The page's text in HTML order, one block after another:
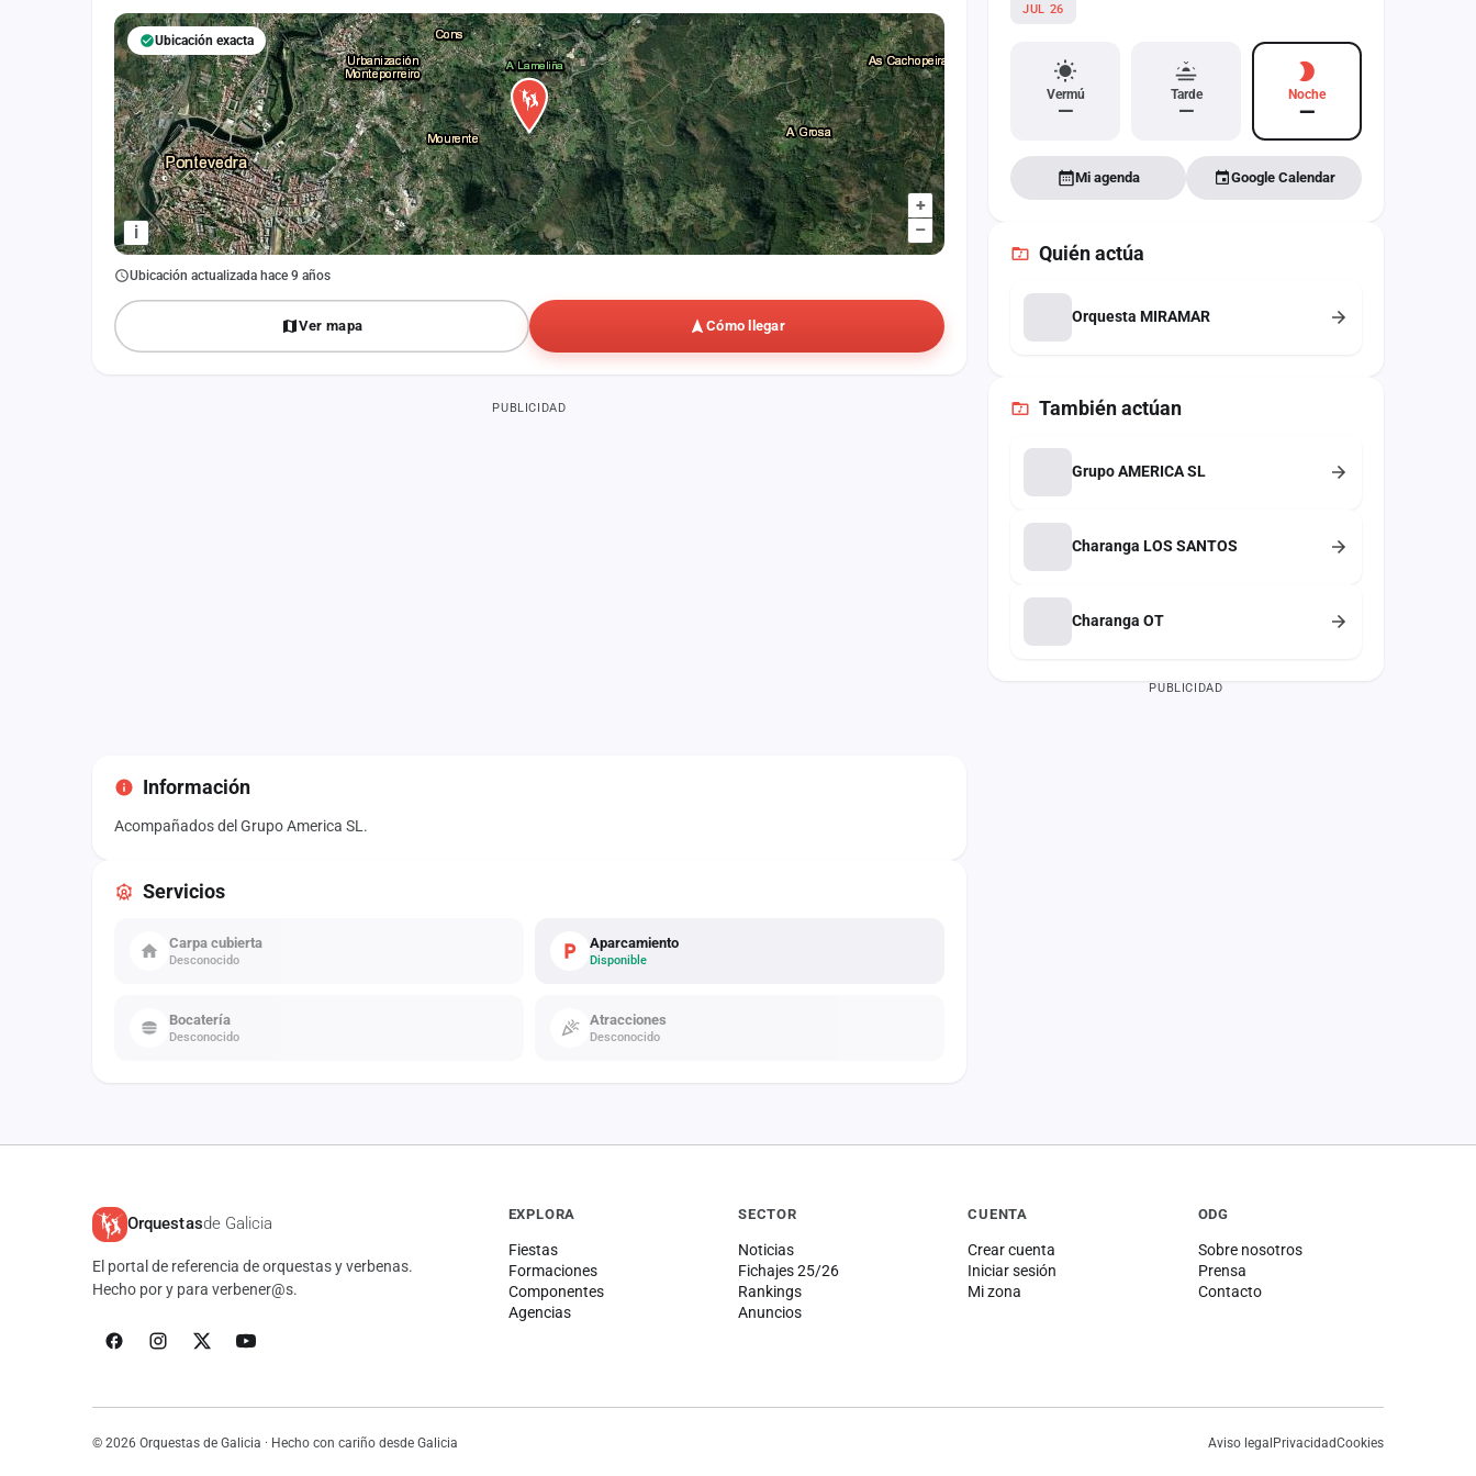
+
–
i
Ubicación exacta
Ubicación actualizada hace 9 años
Ver mapa Cómo llegar
PUBLICIDAD
Información
Acompañados del Grupo America SL.
Servicios
Carpa cubierta
Desconocido
Aparcamiento
Disponible
Bocatería
Desconocido
Atracciones
Desconocido
JUL 26
Vermú
—
Tarde
—
Noche
—
Mi agenda Google Calendar
Quién actúa
Orquesta MIRAMAR
Tambiénactúan
Grupo AMERICA SL
Charanga LOS SANTOS
Charanga OT
PUBLICIDAD
Orquestasde Galicia
El portal de referencia de orquestas y verbenas.
Hecho por y para verbener@s.
EXPLORA
Fiestas
Formaciones
Componentes
Agencias
SECTOR
Noticias
Fichajes 25/26
Rankings
Anuncios
CUENTA
Crear cuenta
Iniciar sesión
Mi zona
ODG
Sobre nosotros
Prensa
Contacto
© 2026 Orquestas de Galicia · Hecho con cariño desde Galicia Aviso legalPrivacidadCookies
Iniciar sesión
Crear cuenta
Administración